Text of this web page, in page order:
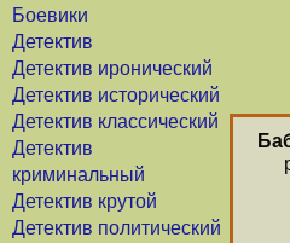
Боевики
Детектив
Детектив иронический
Детектив исторический
Детектив классический
Детектив
криминальный
Детектив крутой
Детектив политический